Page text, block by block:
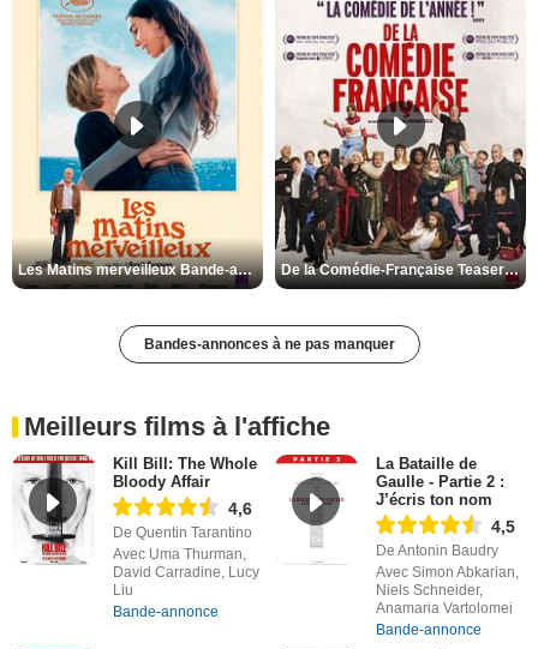
Les Matins merveilleux Bande-annonce VF De la Comédie-Française Teaser VF
Bandes-annonces à ne pas manquer
Meilleurs films à l'affiche
Kill Bill: The Whole
Bloody Affair
4,6
De Quentin Tarantino
Avec Uma Thurman,
David Carradine, Lucy
Liu
Bande-annonce
La Bataille de
Gaulle - Partie 2 :
J’écris ton nom
4,5
De Antonin Baudry
Avec Simon Abkarian,
Niels Schneider,
Anamaria Vartolomei
Bande-annonce